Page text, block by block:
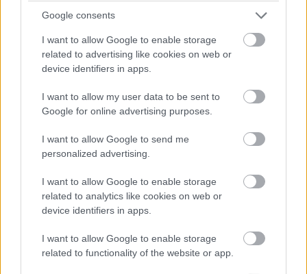
Google consents
I want to allow Google to enable storage
related to advertising like cookies on web or
device identifiers in apps.
I want to allow my user data to be sent to
Google for online advertising purposes.
I want to allow Google to send me
personalized advertising.
I want to allow Google to enable storage
related to analytics like cookies on web or
device identifiers in apps.
I want to allow Google to enable storage
related to functionality of the website or app.
Kevyen käyttöönoton jälkeen
Lähetä työaikakirjaukset automaattisesti
Tiedot oikein ajallaan